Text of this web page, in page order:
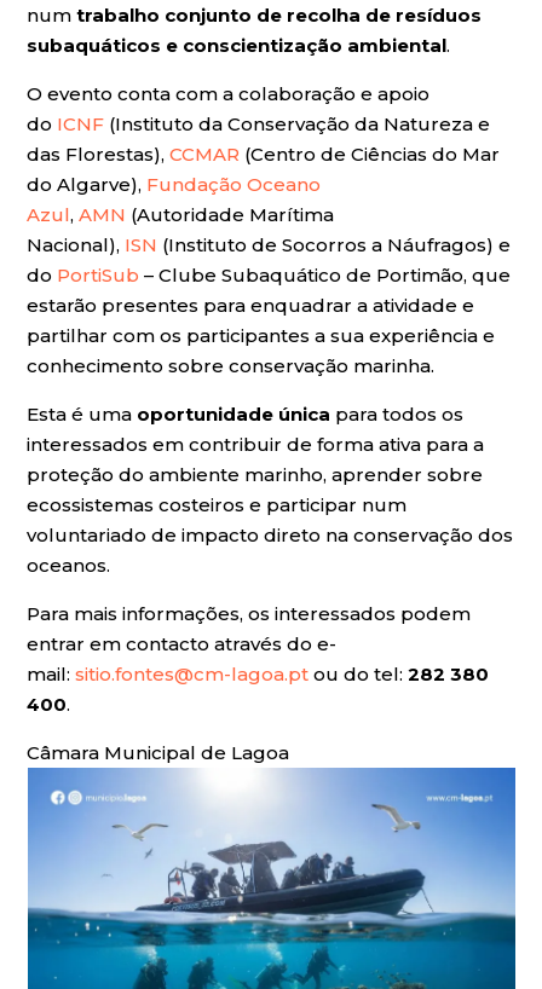
numtrabalho conjunto de recolha de resíduos
subaquáticos e conscientização ambiental.
O evento conta com a colaboração e apoio
do ICNF (Instituto da Conservação da Natureza e
das Florestas),CCMAR (Centro de Ciências do Mar
do Algarve), Fundação Oceano
Azul,AMN (Autoridade Marítima
Nacional), ISN (Instituto de Socorros a Náufragos) e
do PortiSub – Clube Subaquático de Portimão, que
estarão presentes para enquadrar a atividade e
partilhar com os participantes a sua experiência e
conhecimento sobre conservação marinha.
Esta é uma oportunidade única para todos os
interessados em contribuir de forma ativa para a
proteção do ambiente marinho, aprender sobre
ecossistemas costeiros e participar num
voluntariado de impacto direto na conservação dos
oceanos.
Para mais informações, os interessados podem
entrar em contacto através do e-
mail:sitio.fontes@cm-lagoa.pt ou do tel:282 380
400.
Câmara Municipal de Lagoa